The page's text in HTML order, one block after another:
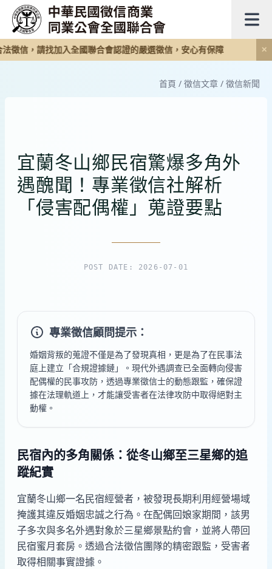
徵信，請找加入全國聯合會認證的嚴選徵信，安心有保障 ✕
首頁 / 徵信文章 / 徵信新聞
宜蘭冬山鄉民宿驚爆多角外
遇醜聞！專業徵信社解析
「侵害配偶權」蒐證要點
POST DATE: 2026-07-01
專業徵信顧問提示：
婚姻背叛的蒐證不僅是為了發現真相，更是為了在民事法
庭上建立「合規證據鏈」。現代外遇調查已全面轉向侵害
配偶權的民事攻防，透過專業徵信士的動態跟監，確保證
據在法理軌道上，才能讓受害者在法律攻防中取得絕對主
動權。
民宿內的多角關係：從冬山鄉至三星鄉的追
蹤紀實
宜蘭冬山鄉一名民宿經營者，被發現長期利用經營場域
掩護其違反婚姻忠誠之行為。在配偶回娘家期間，該男
子多次與多名外遇對象於三星鄉景點約會，並將人帶回
民宿蜜月套房。透過合法徵信團隊的精密跟監，受害者
取得相關事實證據。